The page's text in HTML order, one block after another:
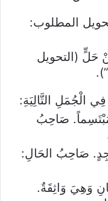
المطلوب:
حَلٍّ (التحويل
الْجُمَلِ التَّالِيَةِ:
صَاحِبُ
صَاحِبُ الحَالِ:
وَهِيَ وَاثِقَةٌ.